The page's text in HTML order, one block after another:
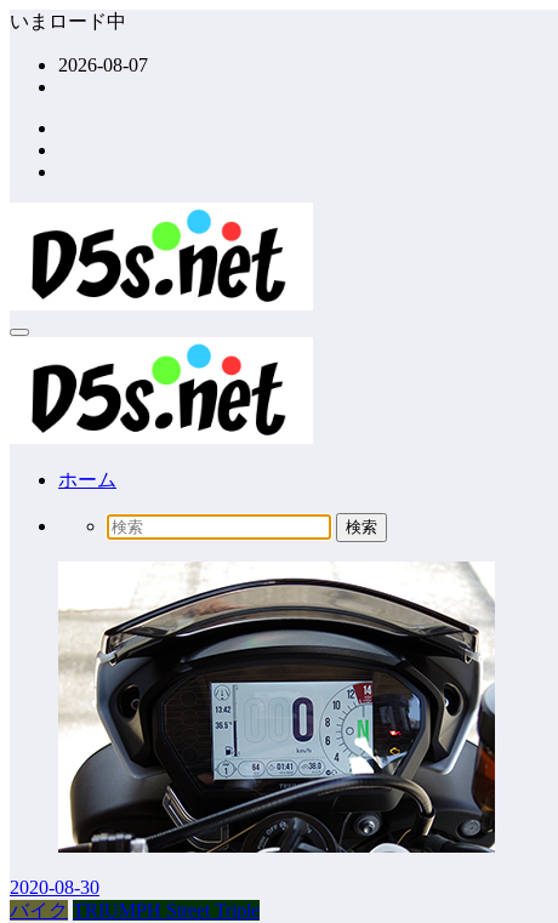
コ
いまロード中
2026-08-07
ホーム
2020-08-30
バイク TRIUMPH Street Triple